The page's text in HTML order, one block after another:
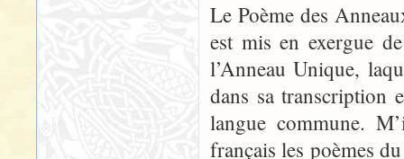
Le Poème des
est mis en exergue
l’Anneau Unique,
dans sa transcription
langue commune.
français les poèmes